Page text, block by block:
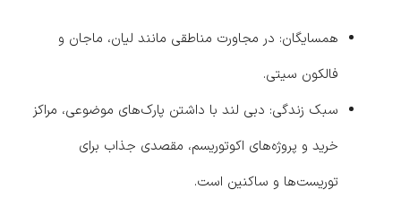
همسایگان: در مجاورت مناطقی مانند لیان، ماجان و
فالکون سیتی.
سبک زندگی: دبی لند با داشتن پارک‌های موضوعی، مراکز
خرید و پروژه‌های اکوتوریسم، مقصدی جذاب برای
توریست‌ها و ساکنین است.